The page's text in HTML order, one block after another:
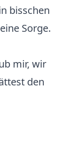
bisschen
Sorge.
mir, wir
den